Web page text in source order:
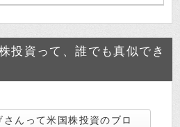
投資って、誰でも真似でき
さんって米国株投資のブロ